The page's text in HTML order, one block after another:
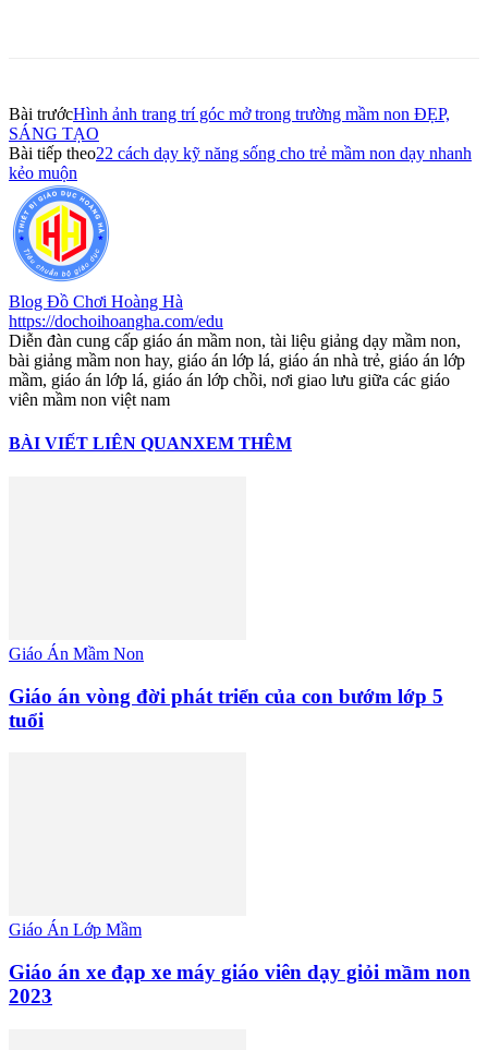
Bài trướcHình ảnh trang trí góc mở trong trường mầm non ĐẸP,
SÁNG TẠO
Bài tiếp theo22 cách dạy kỹ năng sống cho trẻ mầm non dạy nhanh
kẻo muộn
Blog Đồ Chơi Hoàng Hà
https://dochoihoangha.com/edu
Diễn đàn cung cấp giáo án mầm non, tài liệu giảng dạy mầm non,
bài giảng mầm non hay, giáo án lớp lá, giáo án nhà trẻ, giáo án lớp
mầm, giáo án lớp lá, giáo án lớp chồi, nơi giao lưu giữa các giáo
viên mầm non việt nam
BÀI VIẾT LIÊN QUANXEM THÊM
Giáo Án Mầm Non
Giáo án vòng đời phát triển của con bướm lớp 5
tuổi
Giáo Án Lớp Mầm
Giáo án xe đạp xe máy giáo viên dạy giỏi mầm non
2023